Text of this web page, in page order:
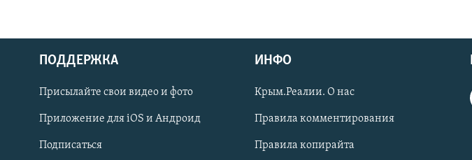
Українською
Qırımtatar
ПРИСОЕДИНЯЙТЕСЬ!
ПОДДЕРЖКА
Присылайте свои видео и фото
Приложение для iOS и Андроид
Подписаться
ИНФО
Крым.Реалии. О нас
Правила комментирования
Правила копирайта